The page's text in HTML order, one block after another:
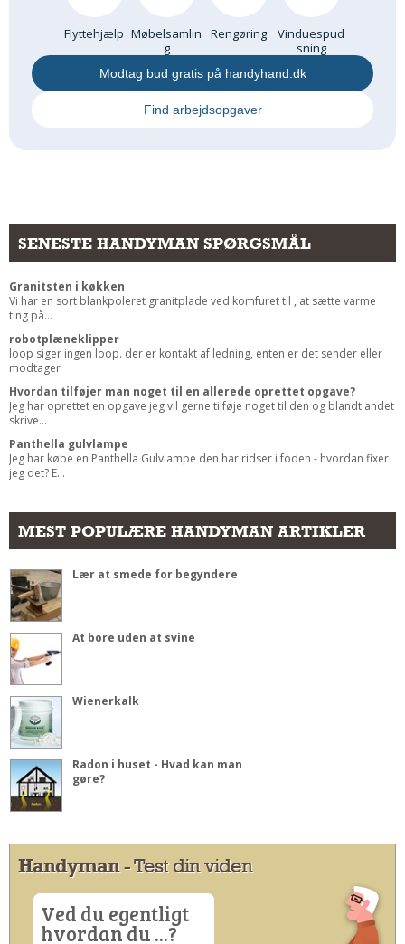
Flyttehjælp Møbelsamlin
g
Rengøring
Vinduespud
sning
Modtag bud gratis på handyhand.dk
Find arbejdsopgaver
SENESTE HANDYMAN SPØRGSMÅL
Granitsten i køkken
Vi har en sort blankpoleret granitplade ved komfuret til , at sætte varme
ting på...
robotplæneklipper
loop siger ingen loop. der er kontakt af ledning, enten er det sender eller
modtager
Hvordan tilføjer man noget til en allerede oprettet opgave?
Jeg har oprettet en opgave jeg vil gerne tilføje noget til den og blandt andet
skrive...
Panthella gulvlampe
Jeg har købe en Panthella Gulvlampe den har ridser i foden - hvordan fixer
jeg det? E...
MEST POPULÆRE HANDYMAN ARTIKLER
Lær at smede for begyndere
At bore uden at svine
Wienerkalk
Radon i huset - Hvad kan man
gøre?
Handyman- Test din viden
Ved du egentligt
hvordan du ...?